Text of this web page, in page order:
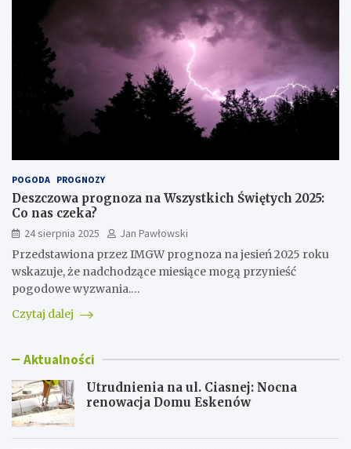
POGODA PROGNOZY
Deszczowa prognoza na Wszystkich Świętych 2025:
Co nas czeka?
24 sierpnia 2025
Jan Pawłowski
Przedstawiona przez IMGW prognoza na jesień 2025 roku
wskazuje, że nadchodzące miesiące mogą przynieść
pogodowe wyzwania.…
Czytaj dalej
Aktualności
Utrudnienia na ul. Ciasnej: Nocna
renowacja Domu Eskenów